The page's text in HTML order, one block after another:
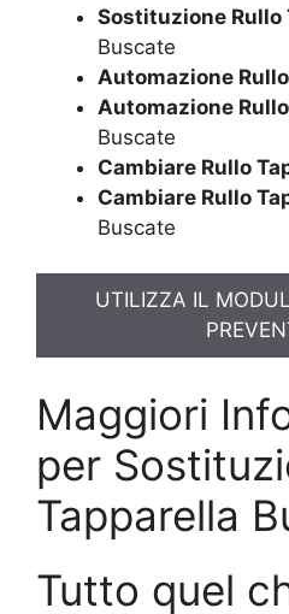
Sostituzione Rullo
Buscate
Automazione
Automazione
Buscate
Cambiare Rullo
Cambiare Rullo
Buscate
UTILIZZA IL
Maggiori
per
Tapparella
Tutto quel